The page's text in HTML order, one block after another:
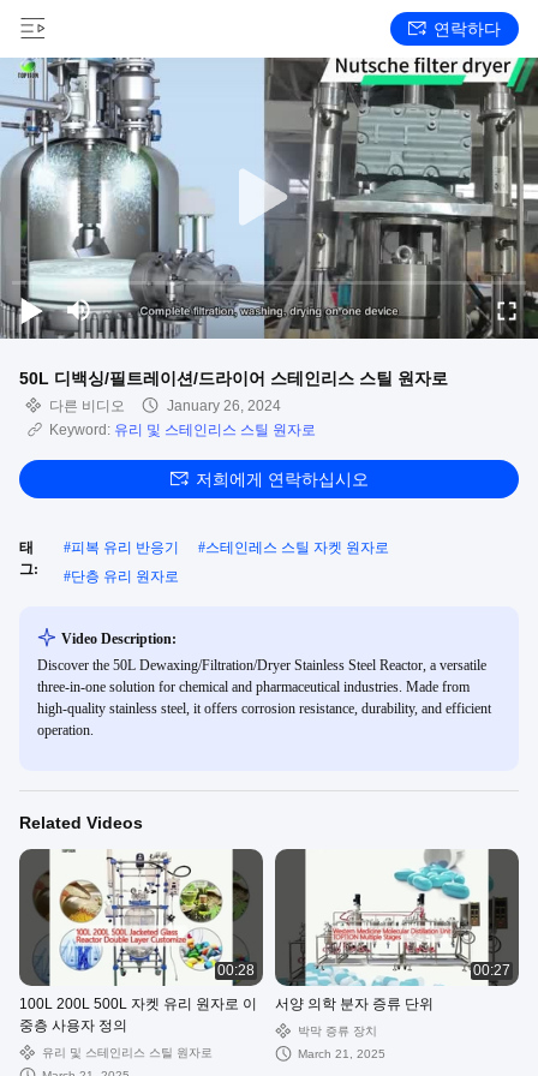
연락하다
50L 디백싱/필트레이션/드라이어 스테인리스 스틸 원자로
다른 비디오
January 26, 2024
Keyword: 유리 및 스테인리스 스틸 원자로
저희에게 연락하십시오
태
그:
#피복 유리 반응기 #스테인레스 스틸 자켓 원자로
#단층 유리 원자로
Video Description:
Discover the 50L Dewaxing/Filtration/Dryer Stainless Steel Reactor, a versatile
three-in-one solution for chemical and pharmaceutical industries. Made from
high-quality stainless steel, it offers corrosion resistance, durability, and efficient
operation.
Related Videos
00:28
100L 200L 500L 자켓 유리 원자로 이
중층 사용자 정의
유리 및 스테인리스 스틸 원자로
00:27
서양 의학 분자 증류 단위
박막 증류 장치
March 21, 2025